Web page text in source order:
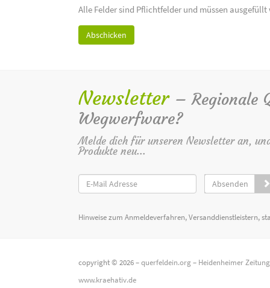
Alle Felder sind Pflichtfelder und müssen ausgefüllt
Newsletter – Regionale
Wegwerfware?
Melde dich für unseren Newsletter an,
Produkte neu...
Absenden
Hinweise zum Anmeldeverfahren, Versanddienstleistern,
copyright © 2026 –querfeldein.org– Heidenheimer
www.kraehativ.de